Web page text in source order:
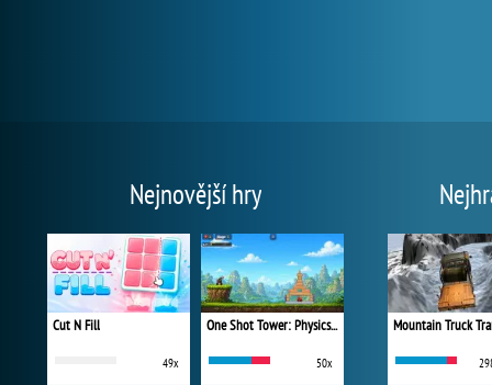
Nejnovější hry
Cut N Fill
49x
One Shot Tower: Physics Destroyer
50x
Mountain Truck